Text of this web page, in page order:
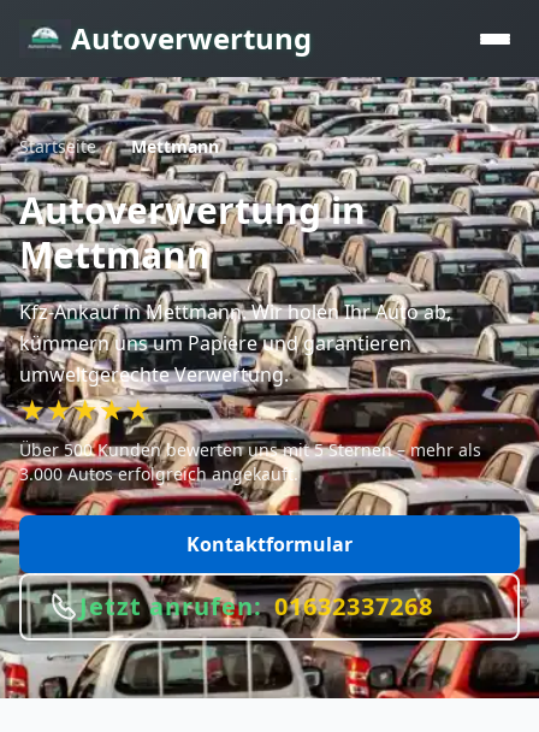
Autoverwertung
Startseite / Mettmann
Autoverwertungin
Mettmann
Kfz-Ankaufin Mettmann. Wir holen Ihr Auto ab,
kümmern uns um Papiere und garantieren
umweltgerechte Verwertung.
★★★★★
Über 500 Kunden bewerten uns mit 5 Sternen – mehr als
3.000 Autos erfolgreich angekauft.
Kontaktformular
Jetzt anrufen: 01632337268